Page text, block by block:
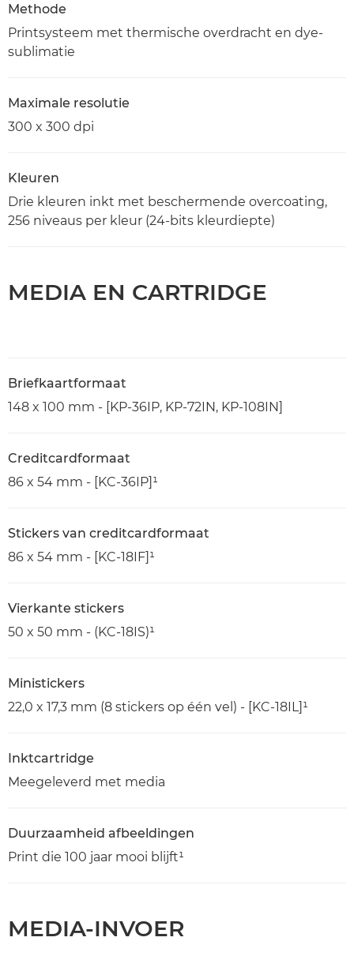
Methode
Printsysteem met thermische overdracht en dye-
sublimatie
Maximale resolutie
300 x 300 dpi
Kleuren
Drie kleuren inkt met beschermende overcoating,
256 niveaus per kleur (24-bits kleurdiepte)
MEDIA EN CARTRIDGE
Briefkaartformaat
148 x 100 mm - [KP-36IP, KP-72IN, KP-108IN]
Creditcardformaat
86 x 54 mm - [KC-36IP]¹
Stickers van creditcardformaat
86 x 54 mm - [KC-18IF]¹
Vierkante stickers
50 x 50 mm - (KC-18IS)¹
Ministickers
22,0 x 17,3 mm (8 stickers op één vel) - [KC-18IL]¹
Inktcartridge
Meegeleverd met media
Duurzaamheid afbeeldingen
Print die 100 jaar mooi blijft¹
MEDIA-INVOER